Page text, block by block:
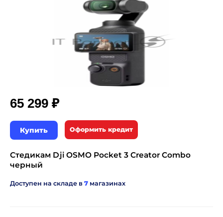
65 299 ₽
Купить Оформить кредит
Стедикам Dji OSMO Pocket 3 Creator Combo
черный
Доступен на складе в 7 магазинах